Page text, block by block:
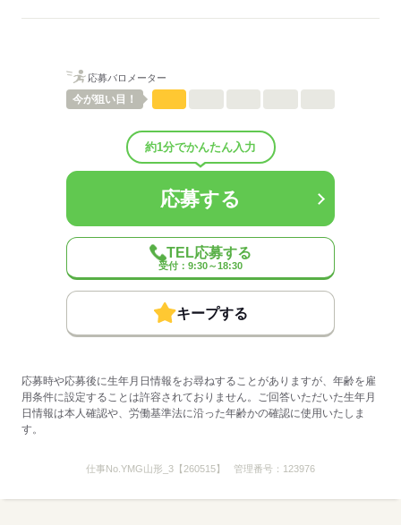
ひとりで
しずか
有料老人ホーム/デイサービス施設/グループホーム/特別養護老人ホ
ーム/病院など
10人
（男5：女5）
平均年齢
医療・介護・福祉関連
応募する
応募バロメーター
今が狙い目！
約1分でかんたん入力
応募する
TEL応募する
受付：9:30～18:30
キープする
応募時や応募後に生年月日情報をお尋ねすることがありますが、年齢を雇
用条件に設定することは許容されておりません。ご回答いただいた生年月
日情報は本人確認や、労働基準法に沿った年齢かの確認に使用いたしま
す。
仕事No. YMG山形_3【260515】 管理番号： 123976